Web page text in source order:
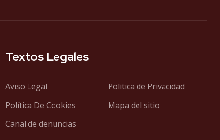
Textos Legales
Aviso Legal
Política de Privacidad
Política De Cookies
Mapa del sitio
Canal de denuncias